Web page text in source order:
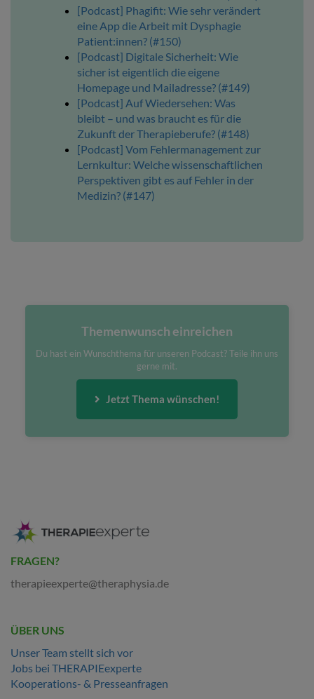
[Podcast] Phagifit: Wie sehr verändert
eine App die Arbeit mit Dysphagie
Patient:innen? (#150)
[Podcast] Digitale Sicherheit: Wie
sicher ist eigentlich die eigene
Homepage und Mailadresse? (#149)
[Podcast] Auf Wiedersehen: Was
bleibt – und was braucht es für die
Zukunft der Therapieberufe? (#148)
[Podcast] Vom Fehlermanagement zur
Lernkultur: Welche wissenschaftlichen
Perspektiven gibt es auf Fehler in der
Medizin? (#147)
Themenwunsch einreichen
Du hast ein Wunschthema für unseren Podcast? Teile ihn uns
gerne mit.
Jetzt Thema wünschen!
FRAGEN?
therapieexperte@theraphysia.de
ÜBER UNS
Unser Team stellt sich vor
Jobs bei THERAPIEexperte
Kooperations- & Presseanfragen